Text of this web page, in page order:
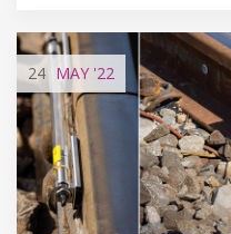
24 MAY '22